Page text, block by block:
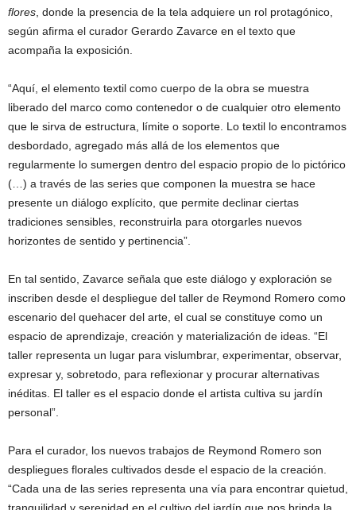
flores , donde la presencia de la tela adquiere un rol protagónico,
según afirma el curador Gerardo Zavarce en el texto que
acompaña la exposición.
“Aquí, el elemento textil como cuerpo de la obra se muestra
liberado del marco como contenedor o de cualquier otro elemento
que le sirva de estructura, límite o soporte. Lo textil lo encontramos
desbordado, agregado más allá de los elementos que
regularmente lo sumergen dentro del espacio propio de lo pictórico
(…) a través de las series que componen la muestra se hace
presente un diálogo explícito, que permite declinar ciertas
tradiciones sensibles, reconstruirla para otorgarles nuevos
horizontes de sentido y pertinencia”.
En tal sentido, Zavarce señala que este diálogo y exploración se
inscriben desde el despliegue del taller de Reymond Romero como
escenario del quehacer del arte, el cual se constituye como un
espacio de aprendizaje, creación y materialización de ideas. “El
taller representa un lugar para vislumbrar, experimentar, observar,
expresar y, sobretodo, para reflexionar y procurar alternativas
inéditas. El taller es el espacio donde el artista cultiva su jardín
personal”.
Para el curador, los nuevos trabajos de Reymond Romero son
despliegues florales cultivados desde el espacio de la creación.
“Cada una de las series representa una vía para encontrar quietud,
tranquilidad y serenidad en el cultivo del jardín que nos brinda la